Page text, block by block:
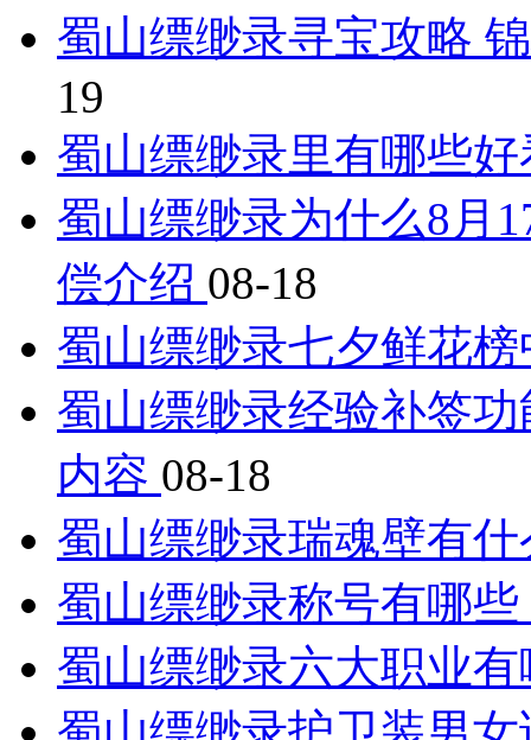
蜀山缥缈录寻宝攻略
19
蜀山缥缈录里有哪些
蜀山缥缈录为什么8月
偿介绍 08-18
蜀山缥缈录七夕鲜花
蜀山缥缈录经验补签
内容 08-18
蜀山缥缈录瑞魂壁有
蜀山缥缈录称号有哪
蜀山缥缈录六大职业